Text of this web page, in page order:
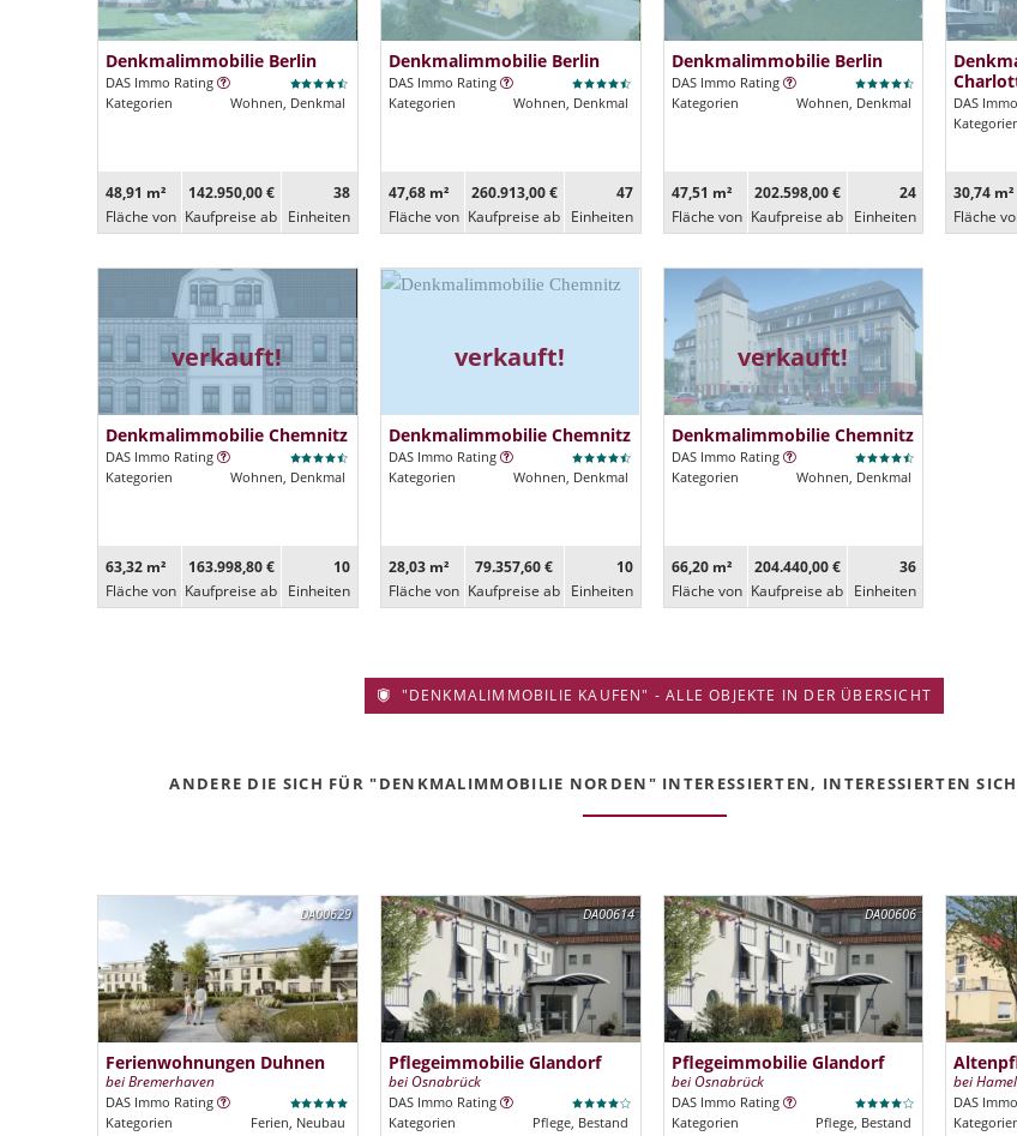
Denkmalimmobilie Berlin
DAS Immo Rating
Kategorien
Wohnen, Denkmal
48,91 m²
Fläche von
142.950,00 €
Kaufpreise ab
38
Ein­heiten
Denkmalimmobilie Berlin
DAS Immo Rating
Kategorien
Wohnen, Denkmal
47,68 m²
Fläche von
260.913,00 €
Kaufpreise ab
47
Ein­heiten
Denkmalimmobilie Berlin
DAS Immo Rating
Kategorien
Wohnen, Denkmal
47,51 m²
Fläche von
202.598,00 €
Kaufpreise ab
24
Ein­heiten
DAS
30,74 m²
Fläche
verkauft!
Denkmalimmobilie Chemnitz
DAS Immo Rating
Kategorien
Wohnen, Denkmal
63,32 m²
Fläche von
163.998,80 €
Kaufpreise ab
10
Ein­heiten
verkauft!
Denkmalimmobilie Chemnitz
DAS Immo Rating
Kategorien
Wohnen, Denkmal
28,03 m²
Fläche von
79.357,60 €
Kaufpreise ab
10
Ein­heiten
verkauft!
Denkmalimmobilie Chemnitz
DAS Immo Rating
Kategorien
Wohnen, Denkmal
66,20 m²
Fläche von
204.440,00 €
Kaufpreise ab
36
Ein­heiten
"DENKMALIMMOBILIE KAUFEN" - ALLE OBJEKTE IN DER ÜBERSICHT
ANDERE DIE SICH FÜR "DENKMALIMMOBILIE NORDEN" INTERESSIERTEN, INTERESSIERTEN
DA00629
Ferienwohnungen Duhnen
bei Bremerhaven
DAS Immo Rating
Kategorien
Ferien, Neubau
DA00614
Pflegeimmobilie Glandorf
bei Osnabrück
DAS Immo Rating
Kategorien
Pflege, Bestand
DA00606
Pflegeimmobilie Glandorf
bei Osnabrück
DAS Immo Rating
Kategorien
Pflege, Bestand
bei
DAS